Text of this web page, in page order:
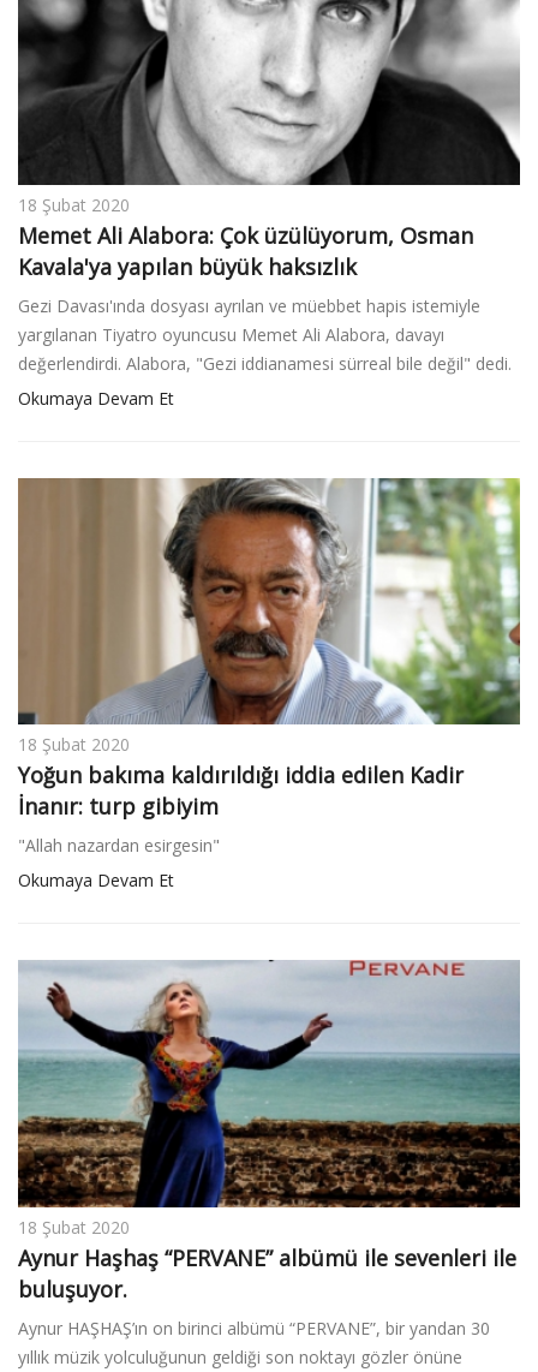
18 Şubat 2020
Memet Ali Alabora: Çok üzülüyorum, Osman
Kavala'ya yapılan büyük haksızlık
Gezi Davası'ında dosyası ayrılan ve müebbet hapis istemiyle
yargılanan Tiyatro oyuncusu Memet Ali Alabora, davayı
değerlendirdi. Alabora, "Gezi iddianamesi sürreal bile değil" dedi.
Okumaya Devam Et
18 Şubat 2020
Yoğun bakıma kaldırıldığı iddia edilen Kadir
İnanır: turp gibiyim
"Allah nazardan esirgesin"
Okumaya Devam Et
18 Şubat 2020
Aynur Haşhaş “PERVANE” albümü ile sevenleri ile
buluşuyor.
Aynur HAŞHAŞ’ın on birinci albümü “PERVANE”, bir yandan 30
yıllık müzik yolculuğunun geldiği son noktayı gözler önüne